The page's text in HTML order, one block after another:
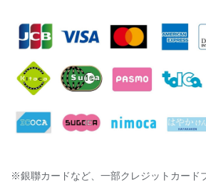
※銀聯カードなど、一部クレジットカード